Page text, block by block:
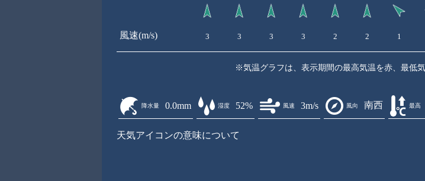
風速(m/s) 3 3 3 3 2 2 1
※気温グラフは、表示期間の最高気温を赤、最低気
降水量 0.0mm 湿度 52% 風速 3m/s 風向 南西 最高
天気アイコンの意味について